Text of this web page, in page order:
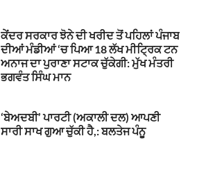
ਕੇਂਦਰ ਸਰਕਾਰ ਝੋਨੇ ਦੀ ਖਰੀਦ ਤੋਂ ਪਹਿਲਾਂ ਪੰਜਾਬ
ਦੀਆਂ ਮੰਡੀਆਂ ‘ਚ ਪਿਆ 18 ਲੱਖ ਮੀਟ੍ਰਿਕ ਟਨ
ਅਨਾਜ ਦਾ ਪੁਰਾਣਾ ਸਟਾਕ ਚੁੱਕੇਗੀ: ਮੁੱਖ ਮੰਤਰੀ
ਭਗਵੰਤ ਸਿੰਘ ਮਾਨ
‘ਬੇਅਦਬੀ’ ਪਾਰਟੀ (ਅਕਾਲੀ ਦਲ) ਆਪਣੀ
ਸਾਰੀ ਸਾਖ ਗੁਆ ਚੁੱਕੀ ਹੈ,: ਬਲਤੇਜ ਪੰਨੂ